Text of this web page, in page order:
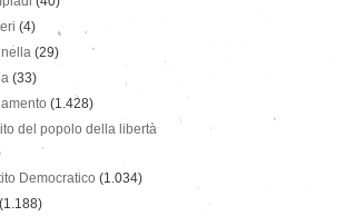
(4)
(29)
(33)
(1.428)
del popolo della libertà
Democratico (1.034)
(1.188)